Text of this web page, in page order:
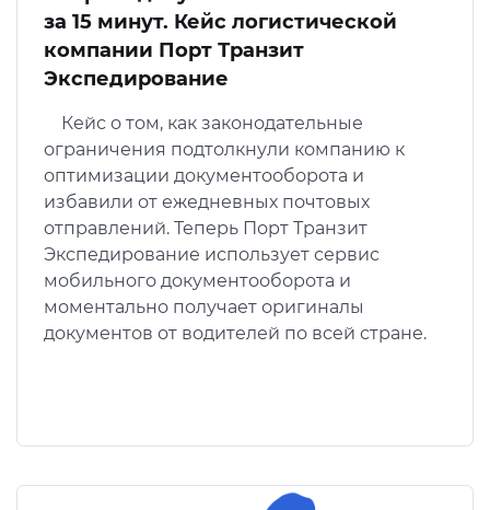
за 15 минут. Кейс логистической
компании Порт Транзит
Экспедирование
Кейс о том, как законодательные
ограничения подтолкнули компанию к
оптимизации документооборота и
избавили от ежедневных почтовых
отправлений. Теперь Порт Транзит
Экспедирование использует сервис
мобильного документооборота и
моментально получает оригиналы
документов от водителей по всей стране.